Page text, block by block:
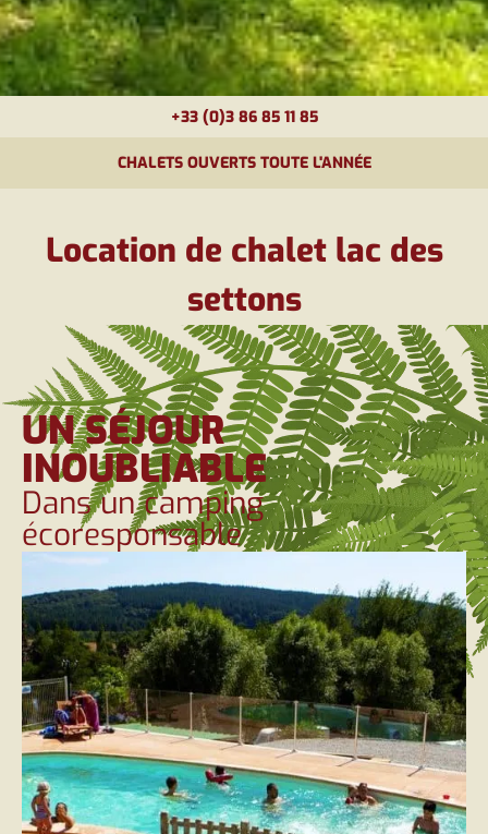
+33 (0)3 86 85 11 85
CHALETS OUVERTS TOUTE L'ANNÉE
Location de chalet lac des
settons
UN SÉJOUR
INOUBLIABLE
Dans un camping
écoresponsable